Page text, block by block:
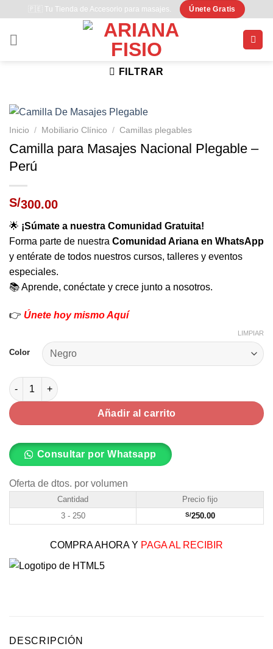
contenido
🇵🇪 Tu Tienda de Accesorio para masajes. Únete Gratis
FILTRAR
Inicio / Mobiliario Clínico / Camillas plegables
Camilla para Masajes Nacional Plegable –
Perú
S/300.00
🌟 ¡Súmate a nuestra Comunidad Gratuita!
Forma parte de nuestra Comunidad Ariana en WhatsApp
y entérate de todos nuestros cursos, talleres y eventos
especiales.
📚 Aprende, conéctate y crece junto a nosotros.
👉 Únete hoy mismo Aquí
Color
LIMPIAR
Camilla para Masajes Nacional Plegable – Perú cantidad
Añadir al carrito
Consultar por Whatsapp
Oferta de dtos. por volumen
Cantidad
Precio fijo
3 - 250
S/250.00
COMPRA AHORA Y PAGA AL RECIBIR
DESCRIPCIÓN